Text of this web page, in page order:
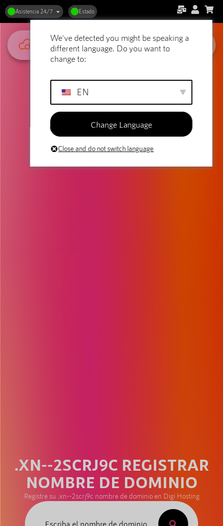
Asistencia 24/7 Estado
.XN--2SCRJ9C REGISTRAR
NOMBRE DE DOMINIO
Registre su .xn--2scrj9c nombre de dominio en Digi Hosting
We've detected you might be speaking a
different language. Do you want to
change to:
EN
Change Language
Close and do not switch language